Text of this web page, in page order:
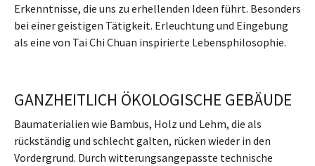
Erkenntnisse, die uns zu erhellenden Ideen führt. Besonders
bei einer geistigen Tätigkeit. Erleuchtung und Eingebung
als eine von Tai Chi Chuan inspirierte Lebensphilosophie.
GANZHEITLICH ÖKOLOGISCHE GEBÄUDE
Baumaterialien wie Bambus, Holz und Lehm, die als
rückständig und schlecht galten, rücken wieder in den
Vordergrund. Durch witterungsangepasste technische